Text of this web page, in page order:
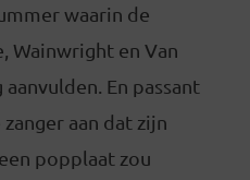
waarin de
Wainwright en Van
En passant
aan dat zijn
popplaat zou